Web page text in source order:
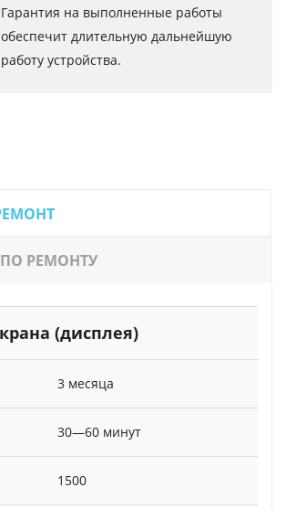
Гарантия на выполненные работы
обеспечит длительную дальнейшую
работу устройства.
РЕМОНТУ
(дисплея)
3 месяца
30—60 минут
1500